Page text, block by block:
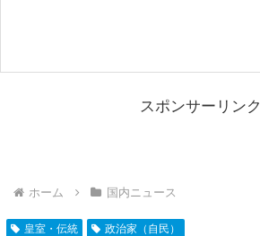
スポンサーリンク
ホーム 国内ニュース
皇室・伝統 政治家（自民）